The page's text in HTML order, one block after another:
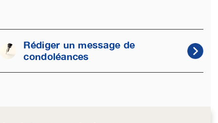
Rédiger un message de
condoléances